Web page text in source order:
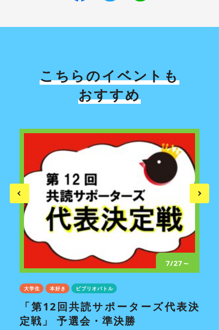
こちらのイベントも
おすすめ
7/27～
大学生 本好き ビブリオバトル
「第12回共読サポーターズ代表決
定戦」 予選会・準決勝